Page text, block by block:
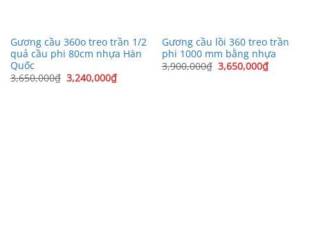
Gương cầu 360o treo trần 1/2
quả cầu phi 80cm nhựa Hàn
Quốc
3,650,000₫ Giá
gốc
3,240,000₫Giá
hiện
Gương cầu lồi 360 treo trần
phi 1000 mm bằng nhựa
3,900,000₫ Giá
gốc
3,650,000₫Giá
hiện